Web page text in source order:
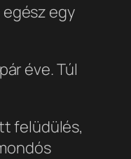
egész egy
éve. Túl
felüdülés,